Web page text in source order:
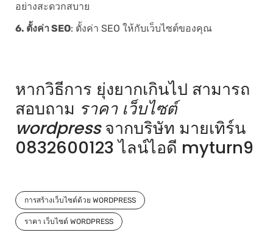
อย่างสะดวกสบาย
6. ตั้งค่า SEO: ตั้งค่า SEO ให้กับเว็บไซต์ของคุณ
หากวิธีการ ยุ่งยากเกินไป สามารถ
สอบถาม ราคา เว็บไซต์
wordpressจากบริษัท มายเทิร์น
0832600123 ไลน์ไอดี myturn9
การสร้างเว็บไซต์ด้วย WORDPRESS
ราคา เว็บไซต์ WORDPRESS